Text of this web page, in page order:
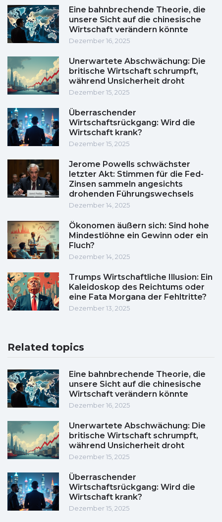
Eine bahnbrechende Theorie, die
unsere Sicht auf die chinesische
Wirtschaft verändern könnte
Dezember 16, 2025
Unerwartete Abschwächung: Die
britische Wirtschaft schrumpft,
während Unsicherheit droht
Dezember 15, 2025
Überraschender
Wirtschaftsrückgang: Wird die
Wirtschaft krank?
Dezember 15, 2025
Jerome Powells schwächster
letzter Akt: Stimmen für die Fed-
Zinsen sammeln angesichts
drohenden Führungswechsels
Dezember 14, 2025
Ökonomen äußern sich: Sind hohe
Mindestlöhne ein Gewinn oder ein
Fluch?
Dezember 14, 2025
Trumps Wirtschaftliche Illusion: Ein
Kaleidoskop des Reichtums oder
eine Fata Morgana der Fehltritte?
Dezember 13, 2025
Related topics
Eine bahnbrechende Theorie, die
unsere Sicht auf die chinesische
Wirtschaft verändern könnte
Dezember 16, 2025
Unerwartete Abschwächung: Die
britische Wirtschaft schrumpft,
während Unsicherheit droht
Dezember 15, 2025
Überraschender
Wirtschaftsrückgang: Wird die
Wirtschaft krank?
Dezember 15, 2025